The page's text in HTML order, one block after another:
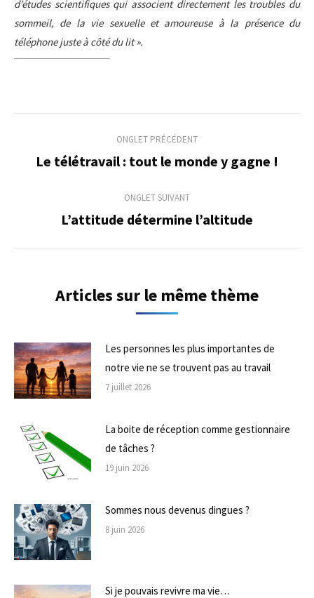
d’études scientifiques qui associent directement les troubles du
sommeil, de la vie sexuelle et amoureuse à la présence du
téléphone juste à côté du lit ».
de
commentaire
ONGLET PRÉCÉDENT
Onglet
Le télétravail : tout le monde y gagne !
ONGLET SUIVANT
Onglet
L’attitude détermine l’altitude
Articles sur le même thème
Les personnes les plus importantes de
notre vie ne se trouvent pas au travail
7 juillet 2026
La boite de réception comme gestionnaire
de tâches ?
19 juin 2026
Sommes nous devenus dingues ?
8 juin 2026
Si je pouvais revivre ma vie…